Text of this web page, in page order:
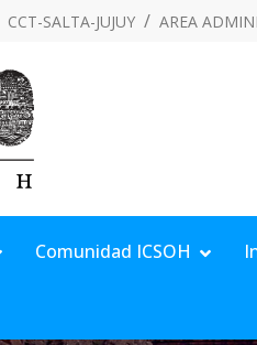
CCT-SALTA-JUJUY AREA
Comunidad ICSOH